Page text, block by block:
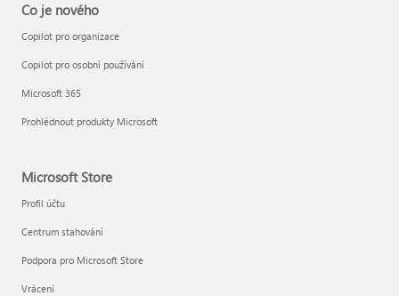
Co je nového
Copilot pro organizace
Copilot pro osobní používání
Microsoft 365
Prohlédnout produkty Microsoft
Microsoft Store
Profil účtu
Centrum stahování
Podpora pro Microsoft Store
Vrácení